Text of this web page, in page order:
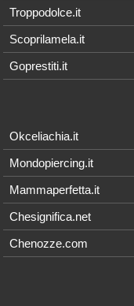
Troppodolce.it
Scoprilamela.it
Goprestiti.it
Okceliachia.it
Mondopiercing.it
Mammaperfetta.it
Chesignifica.net
Chenozze.com